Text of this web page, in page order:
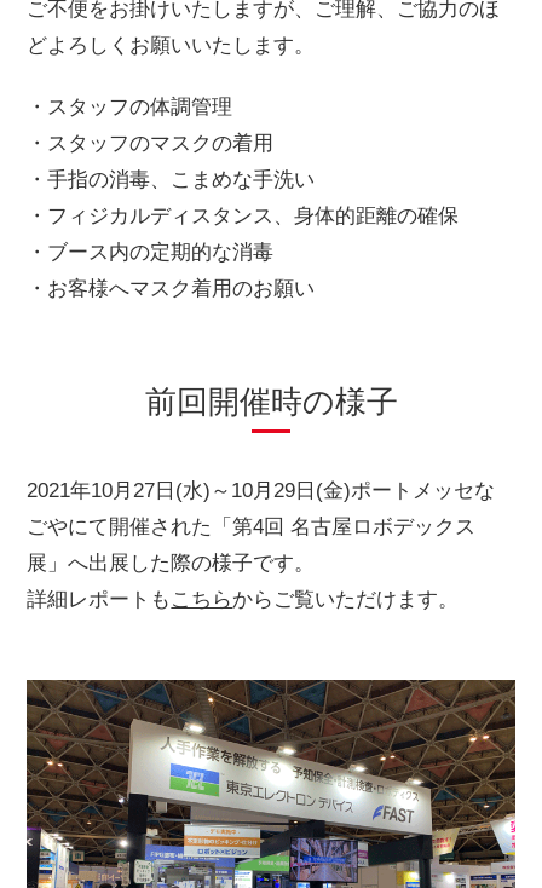
ご不便をお掛けいたしますが、ご理解、ご協力のほ
どよろしくお願いいたします。
・スタッフの体調管理
・スタッフのマスクの着用
・手指の消毒、こまめな手洗い
・フィジカルディスタンス、身体的距離の確保
・ブース内の定期的な消毒
・お客様へマスク着用のお願い
前回開催時の様子
2021年10月27日(水)～10月29日(金)ポートメッセな
ごやにて開催された「第4回 名古屋ロボデックス
展」へ出展した際の様子です。
詳細レポートも こちらからご覧いただけます。